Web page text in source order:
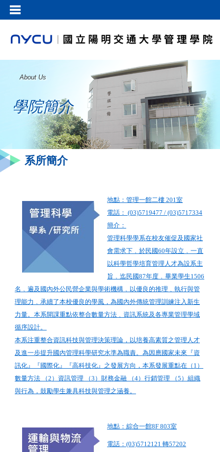
About Us
學院簡介
系所簡介
地點：管理一館二樓 201室
電話： (03)5719477 / (03)5717334
簡介：
管理科學學系在校友催促及國家社
會需求下﹐於民國60年設立﹐一直
以科學哲學培育管理人才為設系主
旨﹐迄民國87年度﹐畢業學生1506
名﹐遍及國內外公民營企業與學術機構﹐以優良的推理﹑執行與管
理能力﹐承續了本校優良的學風，為國內外傳統管理訓練注入新生
力量。本系開課重點依整合數量方法﹑資訊系統及各專業管理學域
循序設計。
本系注重整合資訊科技與管理決策理論，以培養高素質之管理人才
及進一步提升國內管理科學研究水準為職責。為因應國家未來『資
訊化』『國際化』『高科技化』之發展方向，本系發展重點在（1）
數量方法 （2）資訊管理 （3）財務金融 （4）行銷管理 （5）組織
與行為，鼓勵學生兼具科技與管理之涵養。
地點：綜合一館8F 803室
電話：(03)5712121 轉57202